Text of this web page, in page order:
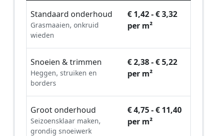
Standaard onderhoud
Grasmaaien, onkruid
wieden
€ 1,42 - € 3,32
per m²
Snoeien & trimmen
Heggen, struiken en
borders
€ 2,38 - € 5,22
per m²
Groot onderhoud
Seizoensklaar maken,
grondig snoeiwerk
€ 4,75 - € 11,40
per m²